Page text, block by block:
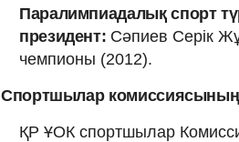
Паралимпиадалық спорт
президент: Сәпиев Серік
чемпионы (2012).
Спортшылар комиссиясының
ҚР ҰОК спортшылар